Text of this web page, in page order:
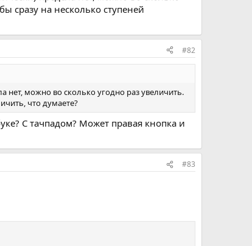
сразу на несколько ступеней
#82
нет, можно во сколько угодно раз увеличить.
что думаете?
С тачпадом? Может правая кнопка и
#83